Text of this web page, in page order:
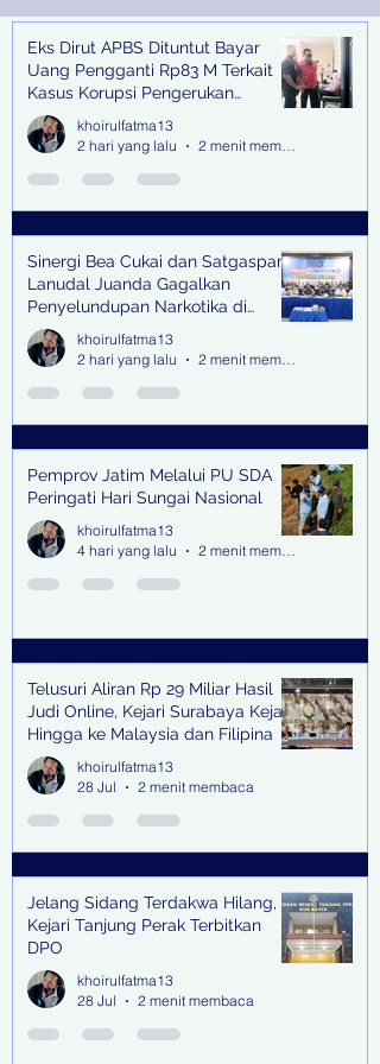
Recent Posts
Eks Dirut APBS Dituntut Bayar
Uang Pengganti Rp83 M Terkait
Kasus Korupsi Pengerukan
Tanjung Perak
khoirulfatma13
2 hari yang lalu
2 menit membaca
Sinergi Bea Cukai dan Satgaspam
Lanudal Juanda Gagalkan
Penyelundupan Narkotika di
Bandara Juanda
khoirulfatma13
2 hari yang lalu
2 menit membaca
Pemprov Jatim Melalui PU SDA
Peringati Hari Sungai Nasional
khoirulfatma13
4 hari yang lalu
2 menit membaca
Telusuri Aliran Rp 29 Miliar Hasil
Judi Online, Kejari Surabaya Kejar
Hingga ke Malaysia dan Filipina
khoirulfatma13
28 Jul
2 menit membaca
Jelang Sidang Terdakwa Hilang,
Kejari Tanjung Perak Terbitkan
DPO
khoirulfatma13
28 Jul
2 menit membaca